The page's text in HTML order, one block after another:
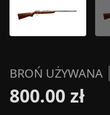
BROŃ UŻYWANA
800.00 zł